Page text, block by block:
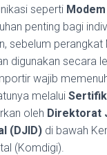
seperti
penting bagi
sebelum
digunakan secara
wajib
melalui
oleh Direktorat
(DJID) di bawah
(Komdigi).